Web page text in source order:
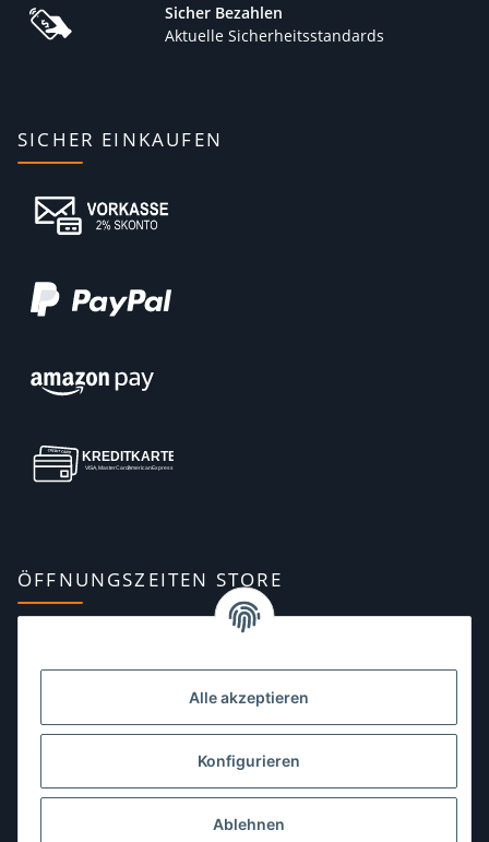
Alle akzeptieren
Konfigurieren
Ablehnen
Sicher Bezahlen
Aktuelle Sicherheitsstandards
SICHER EINKAUFEN
ÖFFNUNGSZEITEN STORE
10:00–13:00, 14:00–18:00 Uhr
Dienstag:10:00–13:00, 14:00–16:00 Uhr
10:00–13:00 Uhr
Freitag:10:00–13:00, 14:00–18:00 Uhr